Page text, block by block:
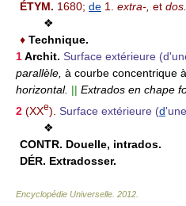
ÉTYM. 1680; de 1. extra-, et dos.
❖
♦ Technique.
1Archit. Surface extérieure
parallèle, à courbe concentrique
horizontal. || Extrados en chape
2 (XXe). Surface extérieure (d
❖
CONTR. Douelle, intrados.
DÉR. Extradosser.
Encyclopédie Universelle 2012